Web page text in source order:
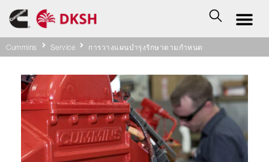
Cummins Service การวางแผนบำรุงรักษาตามกำหนด